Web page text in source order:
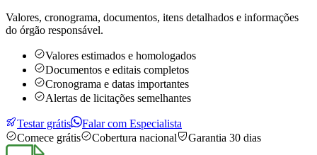
Valores, cronograma, documentos, itens detalhados e informações
do órgão responsável.
Valores estimados e homologados
Documentos e editais completos
Cronograma e datas importantes
Alertas de licitações semelhantes
Testar grátis
Falar com Especialista
Comece grátis
Cobertura nacional Garantia 30 dias